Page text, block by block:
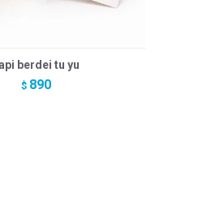
berdei tu yu
$ 890